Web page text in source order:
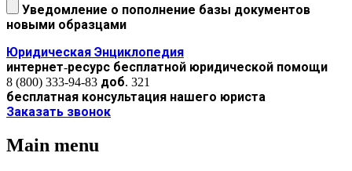
Уведомление о пополнение базы документов
новыми образцами
Юридическая Энциклопедия
интернет-ресурс бесплатной юридической помощи
8 (800) 333-94-83 доб. 321
бесплатная консультация нашего юриста
Заказать звонок
Main menu